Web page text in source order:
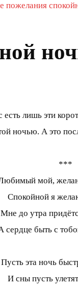
пожелания
лишь эти
ночью. А это
***
мой,
Спокойной я
Мне до утра
сердце быть с
Пусть эта ночь
И сны пусть